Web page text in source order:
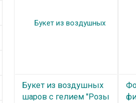
Букет из воздушных
шаров с гелием "Розы